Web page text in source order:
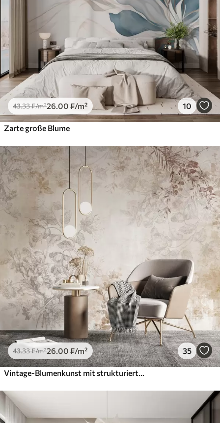
43.33₣/m²26.00 ₣/m² 10
Zarte große Blume
43.33₣/m²26.00 ₣/m² 35
Vintage-Blumenkunst mit strukturierter Oberfläche, zarten Gartenblumen und Blattillustrationen im Zeichenstil, sanften Pastelltönen in Beige und Sepia